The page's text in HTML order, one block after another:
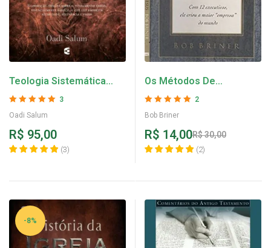
Teologia Sistemática
Reformada – Oadi Salum
3
Oadi Salum
R$ 95,00
(3)
Os Métodos De
Administração De Jesus
– Bob Briner
2
Bob Briner
R$30,00
R$ 14,00
(2)
-8%